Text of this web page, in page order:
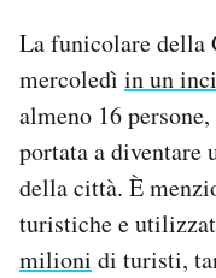
AREA PERSONALE
Area Personale
Newsletter
Notifiche mobile
Regala il Post
Hai bisogno di
La funicolare della
mercoledì in un
almeno 16 persone,
portata a
della città. È
turistiche e
milioni di turisti,